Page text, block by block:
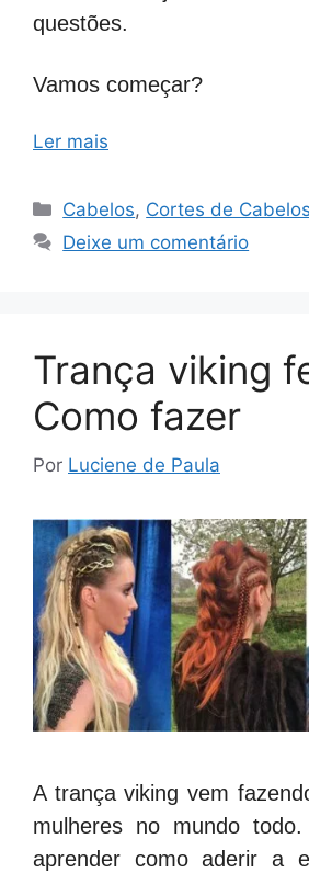
questões.
Vamos começar?
Ler mais
Categorias
Cabelos, Cortes de Cabelos
Deixe um comentário
Trança viking
Como fazer
Por Luciene de Paula
A trança viking vem
mulheres no mundo
aprender como aderir a